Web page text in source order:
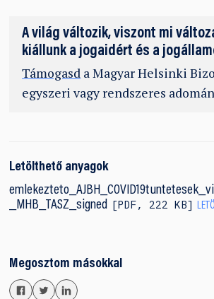
A világ változik, viszont mi
kiállunk a jogaidért és a
Támogasd a Magyar Helsinki
egyszeri vagy rendszeres
Letölthető anyagok
_MHB_TASZ_signed
PDF, 222 KB
Megosztom másokkal